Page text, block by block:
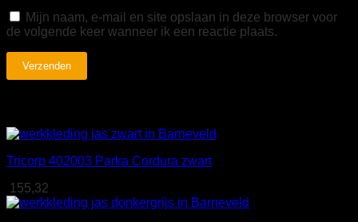
Mijn naam, e-mail en site opslaan in deze browser voor
de volgende keer wanneer ik een reactie plaats.
Tricorp 402003 Parka Cordura zwart
155,32